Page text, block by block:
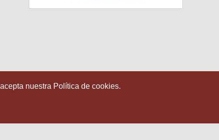
nuestra Política de cookies.